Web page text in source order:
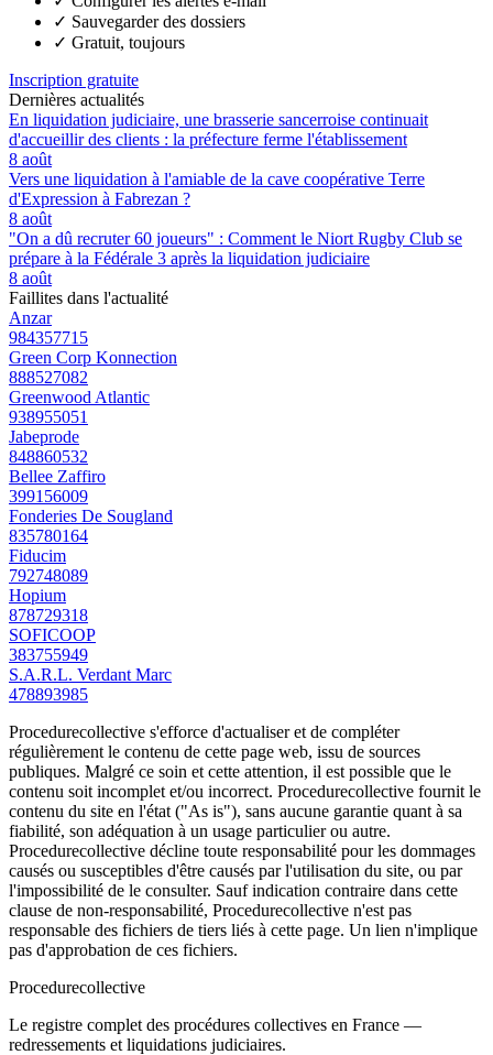
✓ Sauvegarder des dossiers
✓ Gratuit, toujours
Inscription gratuite
Dernières actualités
En liquidation judiciaire, une brasserie sancerroise continuait
d'accueillir des clients : la préfecture ferme l'établissement
8 août
Vers une liquidation à l'amiable de la cave coopérative Terre
d'Expression à Fabrezan ?
8 août
"On a dû recruter 60 joueurs" : Comment le Niort Rugby Club se
prépare à la Fédérale 3 après la liquidation judiciaire
8 août
Faillites dans l'actualité
Anzar
984357715
Green Corp Konnection
888527082
Greenwood Atlantic
938955051
Jabeprode
848860532
Bellee Zaffiro
399156009
Fonderies De Sougland
835780164
Fiducim
792748089
Hopium
878729318
SOFICOOP
383755949
S.A.R.L. Verdant Marc
478893985
Procedurecollective s'efforce d'actualiser et de compléter
régulièrement le contenu de cette page web, issu de sources
publiques. Malgré ce soin et cette attention, il est possible que le
contenu soit incomplet et/ou incorrect. Procedurecollective fournit le
contenu du site en l'état ("As is"), sans aucune garantie quant à sa
fiabilité, son adéquation à un usage particulier ou autre.
Procedurecollective décline toute responsabilité pour les dommages
causés ou susceptibles d'être causés par l'utilisation du site, ou par
l'impossibilité de le consulter. Sauf indication contraire dans cette
clause de non-responsabilité, Procedurecollective n'est pas
responsable des fichiers de tiers liés à cette page. Un lien n'implique
pas d'approbation de ces fichiers.
Procedurecollective
Le registre complet des procédures collectives en France —
redressements et liquidations judiciaires.